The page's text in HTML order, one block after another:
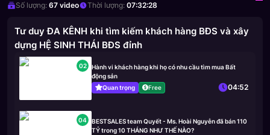
Số lượng: 67 video Thời lượng: 07:32:28
Tư duy ĐA KÊNH khi tìm kiếm khách hàng BĐS và xây
dựng HỆ SINH THÁI BĐS đỉnh
02
Hành vi khách hàng khi họ có nhu cầu tìm mua Bất
động sản
Quan trọng
Free 04:52
04
BESTSALES team Quyết - Ms. Hoài Nguyễn đã bán 110
TỶ trong 10 THÁNG NHƯ THẾ NÀO?